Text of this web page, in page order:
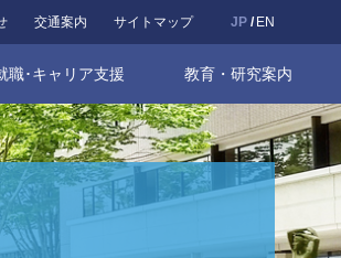
JP EN
交通案内 サイトマップ
検索
職･キャリア支援 教育・研究案内